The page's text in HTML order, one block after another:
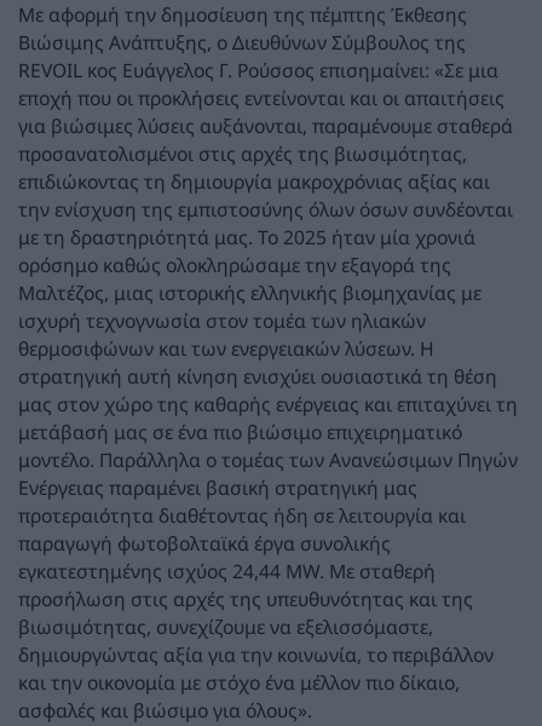
Με αφορμή την δημοσίευση της πέμπτης Έκθεσης
Βιώσιμης Ανάπτυξης, ο Διευθύνων Σύμβουλος της
REVOIL κος Ευάγγελος Γ. Ρούσσος επισημαίνει: «Σε μια
εποχή που οι προκλήσεις εντείνονται και οι απαιτήσεις
για βιώσιμες λύσεις αυξάνονται, παραμένουμε σταθερά
προσανατολισμένοι στις αρχές της βιωσιμότητας,
επιδιώκοντας τη δημιουργία μακροχρόνιας αξίας και
την ενίσχυση της εμπιστοσύνης όλων όσων συνδέονται
με τη δραστηριότητά μας. Το 2025 ήταν μία χρονιά
ορόσημο καθώς ολοκληρώσαμε την εξαγορά της
Μαλτέζος, μιας ιστορικής ελληνικής βιομηχανίας με
ισχυρή τεχνογνωσία στον τομέα των ηλιακών
θερμοσιφώνων και των ενεργειακών λύσεων. Η
στρατηγική αυτή κίνηση ενισχύει ουσιαστικά τη θέση
μας στον χώρο της καθαρής ενέργειας και επιταχύνει τη
μετάβασή μας σε ένα πιο βιώσιμο επιχειρηματικό
μοντέλο. Παράλληλα ο τομέας των Ανανεώσιμων Πηγών
Ενέργειας παραμένει βασική στρατηγική μας
προτεραιότητα διαθέτοντας ήδη σε λειτουργία και
παραγωγή φωτοβολταϊκά έργα συνολικής
εγκατεστημένης ισχύος 24,44 MW. Με σταθερή
προσήλωση στις αρχές της υπευθυνότητας και της
βιωσιμότητας, συνεχίζουμε να εξελισσόμαστε,
δημιουργώντας αξία για την κοινωνία, το περιβάλλον
και την οικονομία με στόχο ένα μέλλον πιο δίκαιο,
ασφαλές και βιώσιμο για όλους».